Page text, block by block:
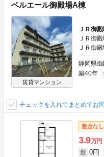
ベルエール御殿場A棟
賃貸マンション
ＪＲ御
ＪＲ御
ＪＲ御
静岡県
築40年
チェックを入れてまとめてお
敷金なし
3.9万円
敷 0円